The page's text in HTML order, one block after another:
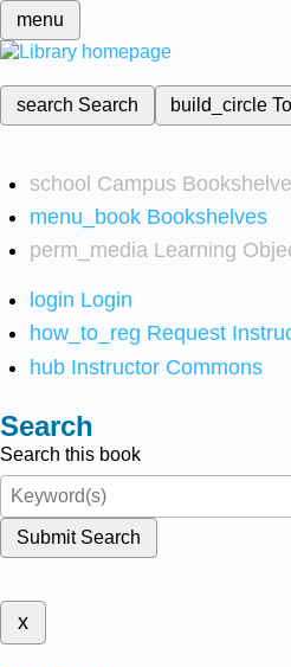
menu
search Search build_circle
school Campus
menu_book Bookshelves
perm_media Learning
login Login
how_to_reg Request
hub Instructor Commons
Search
Search this book
Submit Search
x